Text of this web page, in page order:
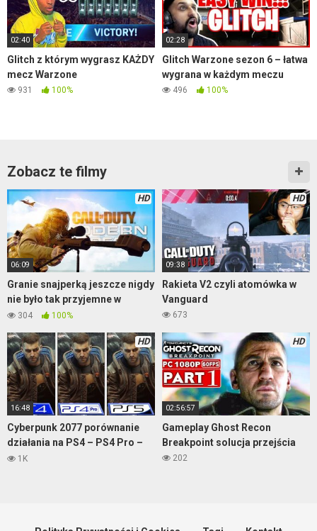
02:40
Glitch z którym wygrasz KAŻDY
mecz Warzone
931 100%
02:28
Glitch Warzone sezon 6 – łatwa
wygrana w każdym meczu
496 100%
Zobacz te filmy
HD
06:09
Granie snajperką jeszcze nigdy
nie było tak przyjemne w
Modernie
304 100%
HD
09:38
Rakieta V2 czyli atomówka w
Vanguard
673
HD
16:48
Cyberpunk 2077 porównanie
działania na PS4 – PS4 Pro –
PS5
1K
HD
02:56:57
Gameplay Ghost Recon
Breakpoint solucja przejścia
202